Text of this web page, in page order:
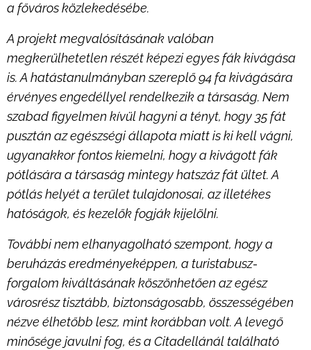
a főváros közlekedésébe.
A projekt megvalósításának valóban
megkerülhetetlen részét képezi egyes fák kivágása
is. A hatástanulmányban szereplő 94 fa kivágására
érvényes engedéllyel rendelkezik a társaság. Nem
szabad figyelmen kívül hagyni a tényt, hogy 35 fát
pusztán az egészségi állapota miatt is ki kell vágni,
ugyanakkor fontos kiemelni, hogy a kivágott fák
pótlására a társaság mintegy hatszáz fát ültet. A
pótlás helyét a terület tulajdonosai, az illetékes
hatóságok, és kezelők fogják kijelölni.
További nem elhanyagolható szempont, hogy a
beruházás eredményeképpen, a turistabusz-
forgalom kiváltásának köszönhetően az egész
városrész tisztább, biztonságosabb, összességében
nézve élhetőbb lesz, mint korábban volt. A levegő
minősége javulni fog, és a Citadellánál található